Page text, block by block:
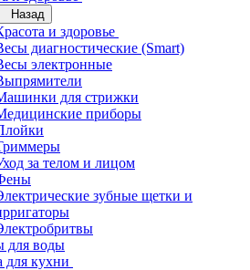
Назад
и здоровье
диагностические (Smart)
электронные
для стрижки
приборы
за телом и лицом
зубные щетки и
для воды
для кухни